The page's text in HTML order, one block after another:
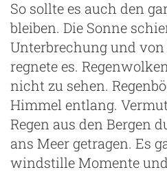
So sollte es auch den
bleiben. Die Sonne
Unterbrechung und
regnete es.
nicht zu sehen.
Himmel entlang.
Regen aus den Bergen
ans Meer getragen. Es
windstille Momente